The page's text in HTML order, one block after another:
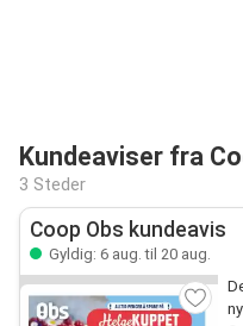
Kundeaviser fra
3 Steder
Coop Obs kundeavis
Gyldig: 6 aug. til 20 aug.